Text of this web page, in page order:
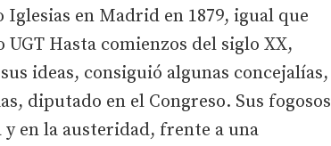
en Madrid en 1879, igual que
Hasta comienzos del siglo XX,
ideas, consiguió algunas concejalías,
diputado en el Congreso. Sus fogosos
en la austeridad, frente a una